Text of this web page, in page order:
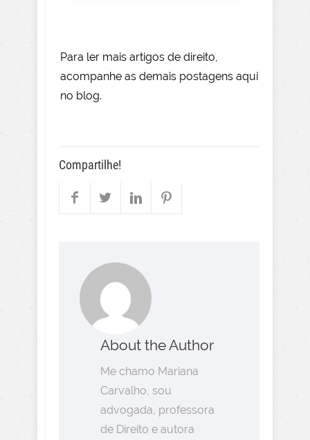
Para ler mais artigos de direito,
acompanhe as demais postagens aqui
no blog.
Compartilhe!
About the Author
Me chamo Mariana
Carvalho, sou
advogada, professora
de Direito e autora